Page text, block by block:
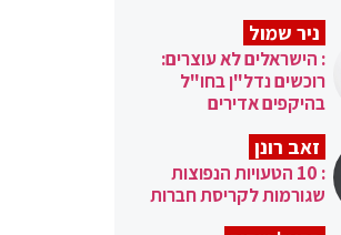
ניר שמול
: הישראלים לא עוצרים:
רוכשים נדל"ן בחו"ל
בהיקפים אדירים
זאב רונן
: 10 הטעויות הנפוצות
שגורמות לקריסת חברות